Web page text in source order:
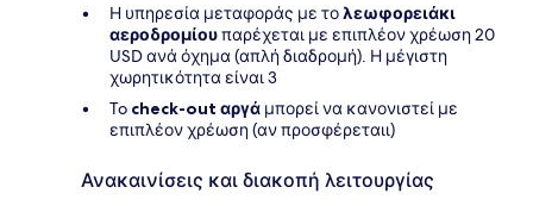
Η υπηρεσία μεταφοράς με τολεωφορειάκι
αεροδρομίουπαρέχεται με επιπλέον χρέωση 20
USD ανά όχημα (απλή διαδρομή). Η μέγιστη
χωρητικότητα είναι 3
To check-out αργά μπορεί να κανονιστεί με
επιπλέον χρέωση (αν προσφέρεταιι)
Ανακαινίσεις και διακοπή λειτουργίας